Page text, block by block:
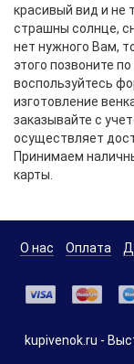
красивый вид и не
страшны солнце,
нет нужного Вам,
этого позвоните
воспользуйтесь
изготовление
заказывайте с
осуществляет
Принимаем
карты.
О нас Оплата
kupivenok.ru -